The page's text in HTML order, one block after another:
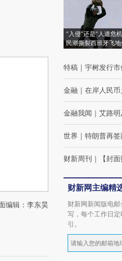
编辑：李东昊
“入侵”还是“人道危
民潮撕裂西班牙飞
特稿 ｜ 宇树发行
金融 ｜ 在岸人民
金融我闻 ｜ 艾路
世界 ｜ 特朗普再
财新周刊 ｜ 【封
财新网主编精
财新网新闻版电
写，每个工作日
引。